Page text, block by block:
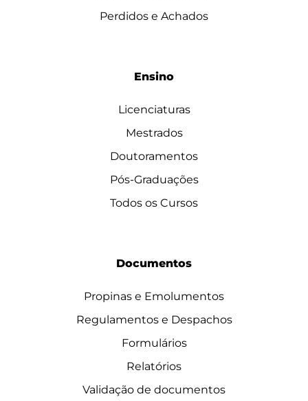
Perdidos e Achados
Ensino
Licenciaturas
Mestrados
Doutoramentos
Pós-Graduações
Todos os Cursos
Documentos
Propinas e Emolumentos
Regulamentos e Despachos
Formulários
Relatórios
Validação de documentos